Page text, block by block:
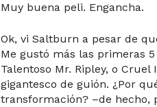
Muy buena peli. Engancha.
Ok, vi Saltburn a pesar de
Me gustó más las primeras
Talentoso Mr. Ripley, o
gigantesco de guión. ¿Por
transformación? –de hecho,